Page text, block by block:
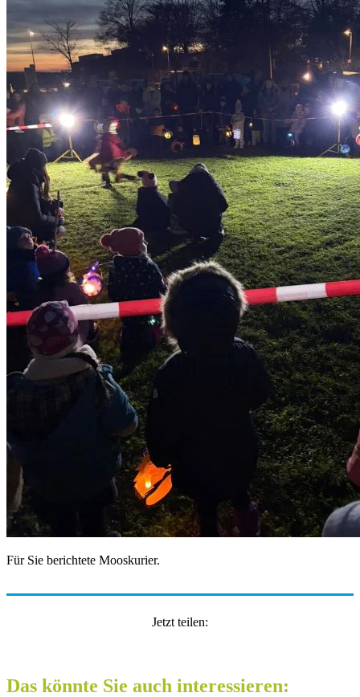
Für Sie berichtete Mooskurier.
Jetzt teilen:
Das könnte Sie auch interessieren: